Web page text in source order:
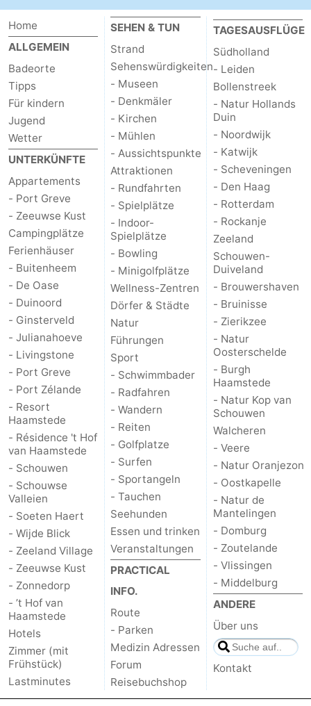
Home
ALLGEMEIN
Badeorte
Tipps
Für kindern
Jugend
Wetter
UNTERKÜNFTE
Appartements
- Port Greve
- Zeeuwse Kust
Campingplätze
Ferienhäuser
- Buitenheem
- De Oase
- Duinoord
- Ginsterveld
- Julianahoeve
- Livingstone
- Port Greve
- Port Zélande
- Resort
Haamstede
- Résidence 't Hof
van Haamstede
- Schouwen
- Schouwse
Valleien
- Soeten Haert
- Wijde Blick
- Zeeland Village
- Zeeuwse Kust
- Zonnedorp
- ’t Hof van
Haamstede
Hotels
Zimmer (mit
Frühstück)
Lastminutes
SEHEN & TUN
Strand
Sehenswürdigkeiten
- Museen
- Denkmäler
- Kirchen
- Mühlen
- Aussichtspunkte
Attraktionen
- Rundfahrten
- Spielplätze
- Indoor-
Spielplätze
- Bowling
- Minigolfplätze
Wellness-Zentren
Dörfer & Städte
Natur
Führungen
Sport
- Schwimmbader
- Radfahren
- Wandern
- Reiten
- Golfplatze
- Surfen
- Sportangeln
- Tauchen
Seehunden
Essen und trinken
Veranstaltungen
PRACTICAL
INFO.
Route
- Parken
Medizin Adressen
Forum
Reisebuchshop
TAGESAUSFLÜGE
Südholland
- Leiden
Bollenstreek
- Natur Hollands
Duin
- Noordwijk
- Katwijk
- Scheveningen
- Den Haag
- Rotterdam
- Rockanje
Zeeland
Schouwen-
Duiveland
- Brouwershaven
- Bruinisse
- Zierikzee
- Natur
Oosterschelde
- Burgh
Haamstede
- Natur Kop van
Schouwen
Walcheren
- Veere
- Natur Oranjezon
- Oostkapelle
- Natur de
Mantelingen
- Domburg
- Zoutelande
- Vlissingen
- Middelburg
ANDERE
Über uns
Kontakt